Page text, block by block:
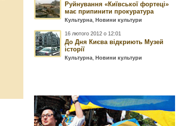
Руйнування «Київської фортеці»
має припинити прокуратура
Культурна Новини культури
16 лютого 2012 о 12:01
До Дня Києва відкриють Музей
історії
Культурна Новини культури